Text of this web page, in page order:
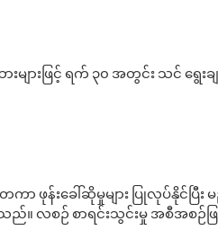
များဖြင့် ရက် ၃၀ အတွင်း သင် ရွ
တကာ ဖုန်းခေါ်ဆိုမှုများ ပြုလုပ်နို
လစဉ် စာရင်းသွင်းမှု အစီအစဉ်ဖ